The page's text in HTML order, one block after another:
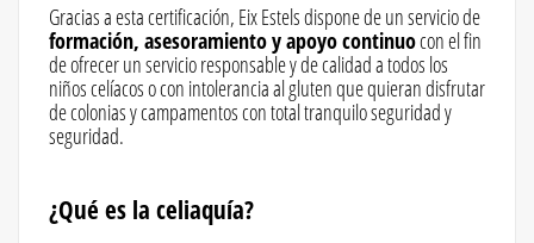
Gracias a esta certificación, Eix Estels dispone de un servicio de
formación, asesoramiento y apoyo continuocon el fin
de ofrecer un servicio responsable y de calidad a todos los
niños celíacos o con intolerancia al gluten que quieran disfrutar
de colonias y campamentos con total tranquilo seguridad y
seguridad.
¿Qué es la celiaquía?